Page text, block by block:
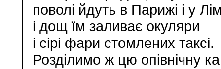
поволі йдуть в Парижі і у
і дощ їм заливає окуляри
і сірі фари стомлених таксі.
Розділимо ж цю опівнічну